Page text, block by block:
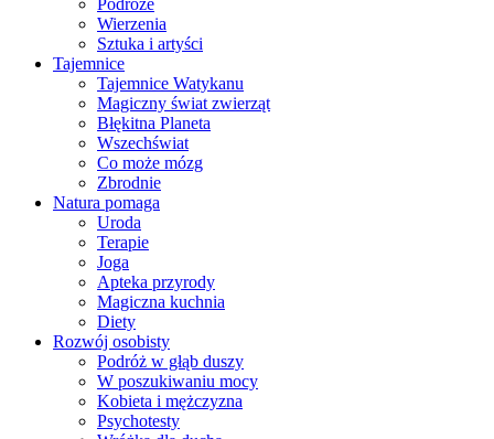
Podróże
Wierzenia
Sztuka i artyści
Tajemnice
Tajemnice Watykanu
Magiczny świat zwierząt
Błękitna Planeta
Wszechświat
Co może mózg
Zbrodnie
Natura pomaga
Uroda
Terapie
Joga
Apteka przyrody
Magiczna kuchnia
Diety
Rozwój osobisty
Podróż w głąb duszy
W poszukiwaniu mocy
Kobieta i mężczyzna
Psychotesty